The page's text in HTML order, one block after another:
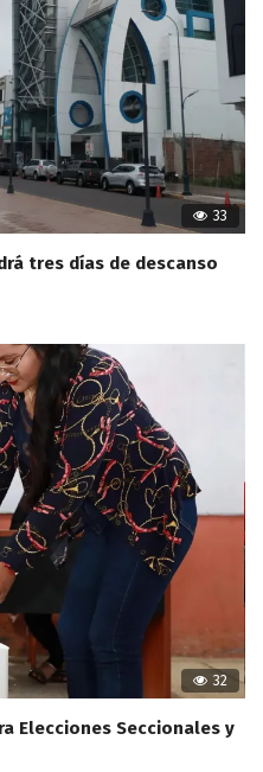
33
tres días de descanso
32
Elecciones Seccionales y